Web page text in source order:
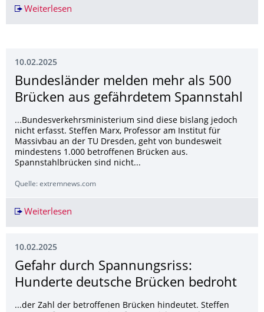
Weiterlesen
10.02.2025
Bundesländer melden mehr als 500
Brücken aus gefährdetem Spannstahl
...Bundesverkehrsministerium sind diese bislang jedoch
nicht erfasst. Steffen Marx, Professor am Institut für
Massivbau an der TU Dresden, geht von bundesweit
mindestens 1.000 betroffenen Brücken aus.
Spannstahlbrücken sind nicht...
Quelle: extremnews.com
Weiterlesen
10.02.2025
Gefahr durch Spannungsriss:
Hunderte deutsche Brücken bedroht
...der Zahl der betroffenen Brücken hindeutet. Steffen